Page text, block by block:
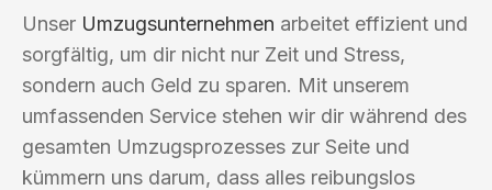
Unser Umzugsunternehmen arbeitet effizient und
sorgfältig, um dir nicht nur Zeit und Stress,
sondern auch Geld zu sparen. Mit unserem
umfassenden Service stehen wir dir während des
gesamten Umzugsprozesses zur Seite und
kümmern uns darum, dass alles reibungslos